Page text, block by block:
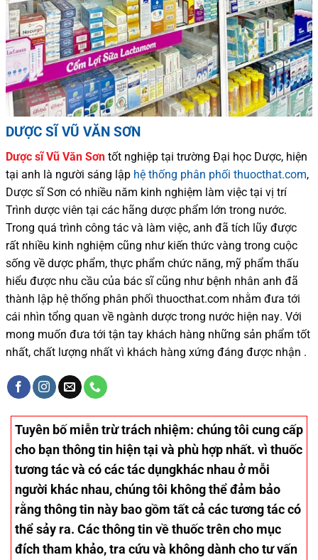
DƯỢC SĨ VŨ VĂN SƠN
Dược sĩVũ Văn Sơn tốt nghiệp tại trường Đại học Dược, hiện
tại anh là người sáng lập hệ thống phân phối thuocthat.com,
Dược sĩSơn có nhiều năm kinh nghiệm làm việc tại vị trí
Trình dược viên tại các hãng dược phẩm lớn trong nước.
Trong quá trình công tác và làm việc, anh đã tích lũy được
rất nhiều kinh nghiệm cũng như kiến thức vàng trong cuộc
sống về dược phẩm, thực phẩm chức năng, mỹ phẩm thấu
hiểu được nhu cầu của bác sĩcũng như bệnh nhân anh đã
thành lập hệ thống phân phối thuocthat.com nhằm đưa tới
cái nhìn tổng quan về ngành dược trong nước hiện nay. Với
mong muốn đưa tới tận tay khách hàng những sản phẩm tốt
nhất, chất lượng nhất vì khách hàng xứng đáng được nhận .
Tuyên bố miễn trừ trách nhiệm: chúng tôi cung cấp
cho bạn thông tin hiện tại và phù hợp nhất. vì thuốc
tương tác và có các tác dụngkhác nhau ở mỗi
người khác nhau, chúng tôi không thể đảm bảo
rằng thông tin này bao gồm tất cả các tương tác có
thể sảy ra. Các thông tin về thuốc trên cho mục
đích tham khảo, tra cứu và không dành cho tư vấn